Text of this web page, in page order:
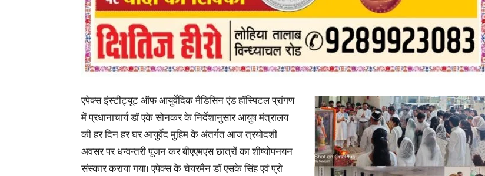
Hindi,
Today
Hindi
एपेक्स इंस्टीट्यूट ऑफ आयुर्वेदिक मैडिसिन एंड हॉस्पिटल प्रांगण
में प्रधानाचार्य डॉ एके सोनकर के निर्देशानुसार आयुष मंत्रालय
की हर दिन हर घर आयुर्वेद मुहिम के अंतर्गत आज त्रयोदशी
अवसर पर धन्वन्तरी पूजन कर बीएएमएस छात्रों का शीष्योपनयन
संस्कार कराया गया। एपेक्स के चेयरमैन डॉ एसके सिंह एवं प्रो